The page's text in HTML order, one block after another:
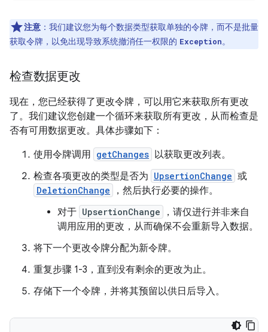
注意 ：我们建议您为每个数据类型获取单独的令牌，而不是批量
获取令牌，以免出现导致系统撤消任一权限的 Exception。
检查数据更改
现在，您已经获得了更改令牌，可以用它来获取所有更改
了。 我们建议您创建一个循环来获取所有更改，从而检查是
否有可用数据更改。 具体步骤如下：
使用令牌调用 getChanges 以获取更改列表。
检查各项更改的类型是否为 UpsertionChange 或
DeletionChange
，然后执行必要的操作。
对于 UpsertionChange
，请仅进行并非来自
调用应用的更改，从而确保不会重新导入数据。
将下一个更改令牌分配为新令牌。
重复步骤 1-3，直到没有剩余的更改为止。
存储下一个令牌，并将其预留以供日后导入。